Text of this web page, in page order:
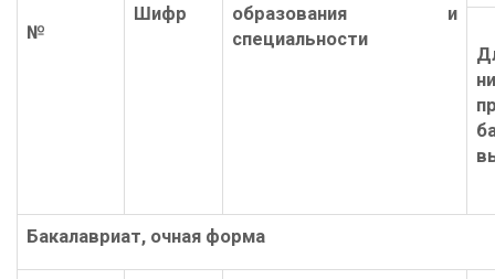
№
Шифр
образования и
специальности
Бакалавриат, очная форма